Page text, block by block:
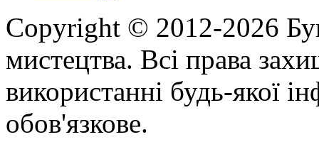
Copyright © 2012-2026
мистецтва. Всі права
використанні будь-якої
обов'язкове.